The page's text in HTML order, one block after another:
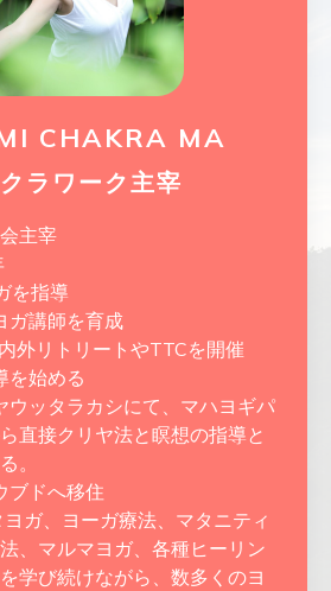
CHAKRA MA
ラワーク主宰
主宰
を指導
ガ講師を育成
外リトリートやTTCを開催
を始める
ッタラカシにて、マハヨギパ
直接クリヤ法と瞑想の指導と
。
ブドへ移住
ガ、ヨーガ療法、マタニティ
、マルマヨガ、各種ヒーリン
学び続けながら、数多くのヨ